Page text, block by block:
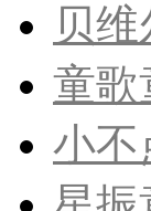
贝
童歌
小不